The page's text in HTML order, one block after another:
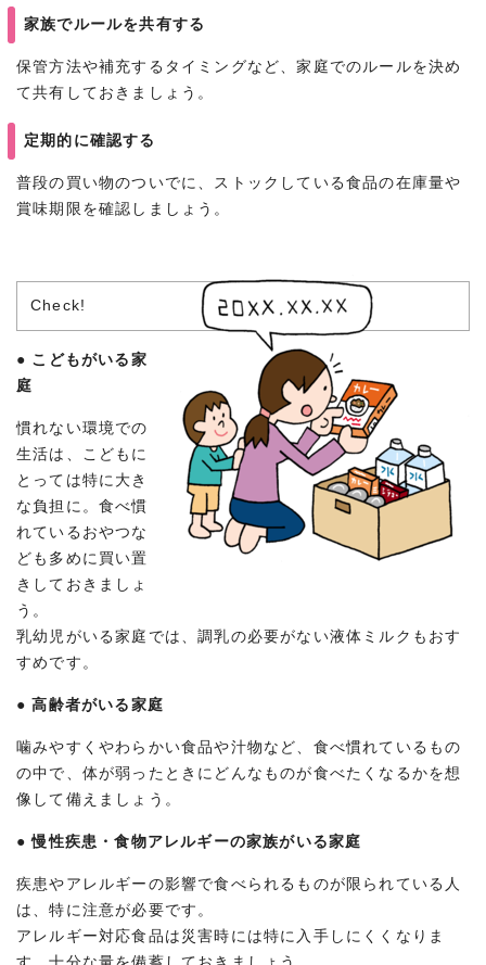
家族でルールを共有する
保管方法や補充するタイミングなど、家庭でのルールを決め
て共有しておきましょう。
定期的に確認する
普段の買い物のついでに、ストックしている食品の在庫量や
賞味期限を確認しましょう。
Check!
● こどもがいる家
庭
慣れない環境での
生活は、こどもに
とっては特に大き
な負担に。食べ慣
れているおやつな
ども多めに買い置
きしておきましょ
う。
乳幼児がいる家庭では、調乳の必要がない液体ミルクもおす
すめです。
●高齢者がいる家庭
噛みやすくやわらかい食品や汁物など、食べ慣れているもの
の中で、体が弱ったときにどんなものが食べたくなるかを想
像して備えましょう。
●慢性疾患・食物アレルギーの家族がいる家庭
疾患やアレルギーの影響で食べられるものが限られている人
は、特に注意が必要です。
アレルギー対応食品は災害時には特に入手しにくくなりま